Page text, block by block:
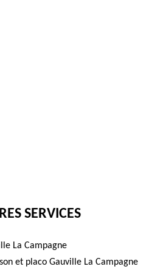
SERVICES
La Campagne
et placo Gauville La Campagne